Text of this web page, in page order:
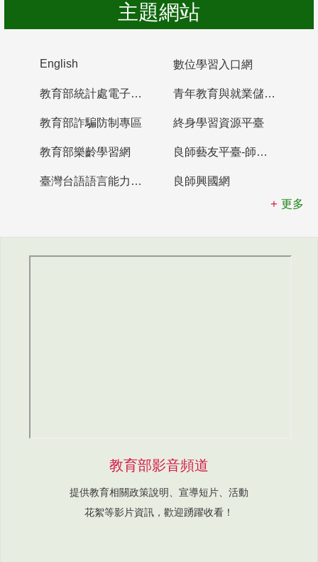
主題網站
English 數位學習入口網
教育部統計處電子書櫃 青年教育與就業儲蓄帳戶
教育部詐騙防制專區 終身學習資源平臺
教育部樂齡學習網 良師藝友平臺-師資培育整合平臺
臺灣台語語言能力認證網站
良師興國網
更多
教育部影音頻道
提供教育相關政策說明、宣導短片、活動
花絮等影片資訊，歡迎踴躍收看！